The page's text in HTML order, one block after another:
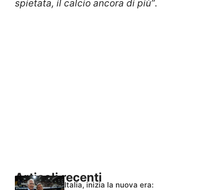
spietata, il calcio ancora di più”.
Articoli recenti
Italia, inizia la nuova era: